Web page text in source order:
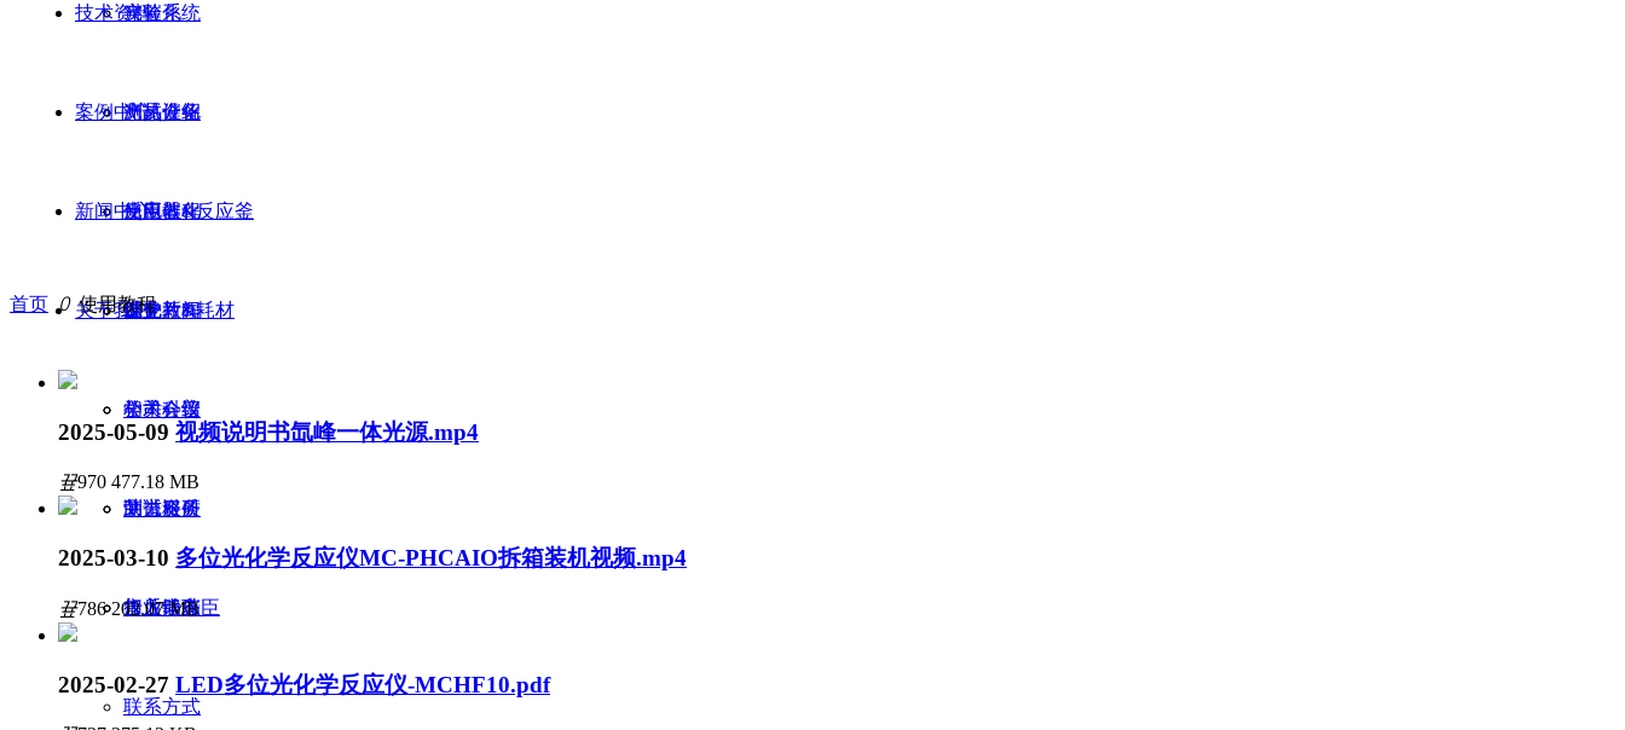
实验系统
测试设备
反应器&反应釜
滤光片&耗材
光催化
光热催化
光电催化
催化
技术资料
产品介绍
使用教程
维护教程
相关科普
测试服务
售后服务
案例中心
新闻中心
企业新闻
学术会议
助力科研
行业动态
关于我们
公司介绍
荣誉资质
加入镁瑞臣
联系方式
首页 ꄲ 使用教程
2025-05-09 视频说明书氙峰一体光源.mp4
끂970 477.18 MB
2025-03-10 多位光化学反应仪MC-PHCAIO拆箱装机视频.mp4
끂786 202.07 MB
2025-02-27 LED多位光化学反应仪-MCHF10.pdf